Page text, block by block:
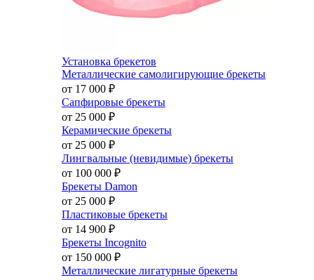
Установка брекетов
Металлические самолигирующие брекеты
от 17 000 ₽
Сапфировые брекеты
от 25 000 ₽
Керамические брекеты
от 25 000 ₽
Лингвальные (невидимые) брекеты
от 100 000 ₽
Брекеты Damon
от 25 000 ₽
Пластиковые брекеты
от 14 900 ₽
Брекеты Incognito
от 150 000 ₽
Металлические лигатурные брекеты